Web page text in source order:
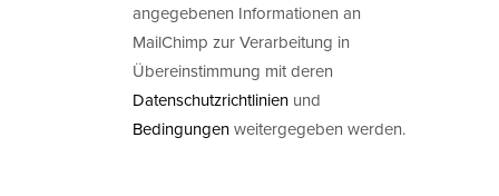
angegebenen Informationen an
MailChimp zur Verarbeitung in
Übereinstimmung mit deren
Datenschutzrichtlinien und
Bedingungenweitergegeben werden.